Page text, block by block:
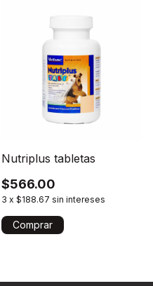
Nutriplus tabletas
$566.00
3 x $188.67 sin intereses
Comprar